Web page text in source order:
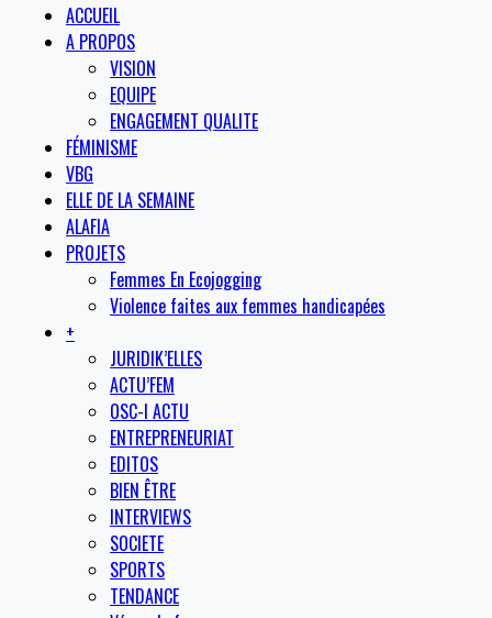
ACCUEIL
A PROPOS
VISION
EQUIPE
ENGAGEMENT QUALITE
FÉMINISME
VBG
ELLE DE LA SEMAINE
ALAFIA
PROJETS
Femmes En Ecojogging
Violence faites aux femmes handicapées
+
JURIDIK’ELLES
ACTU’FEM
OSC-I ACTU
ENTREPRENEURIAT
EDITOS
BIEN ÊTRE
INTERVIEWS
SOCIETE
SPORTS
TENDANCE